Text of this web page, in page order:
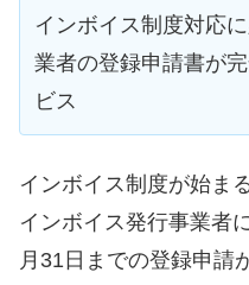
インボイス制度対応
業者の登録申請書が
ビス
インボイス制度が始ま
インボイス発行事業者
月31日までの登録申請